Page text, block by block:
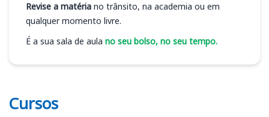
Revise a matéria no trânsito, na academia ou em
qualquer momento livre.
É a sua sala de aula no seu bolso, no seu tempo.
Cursos